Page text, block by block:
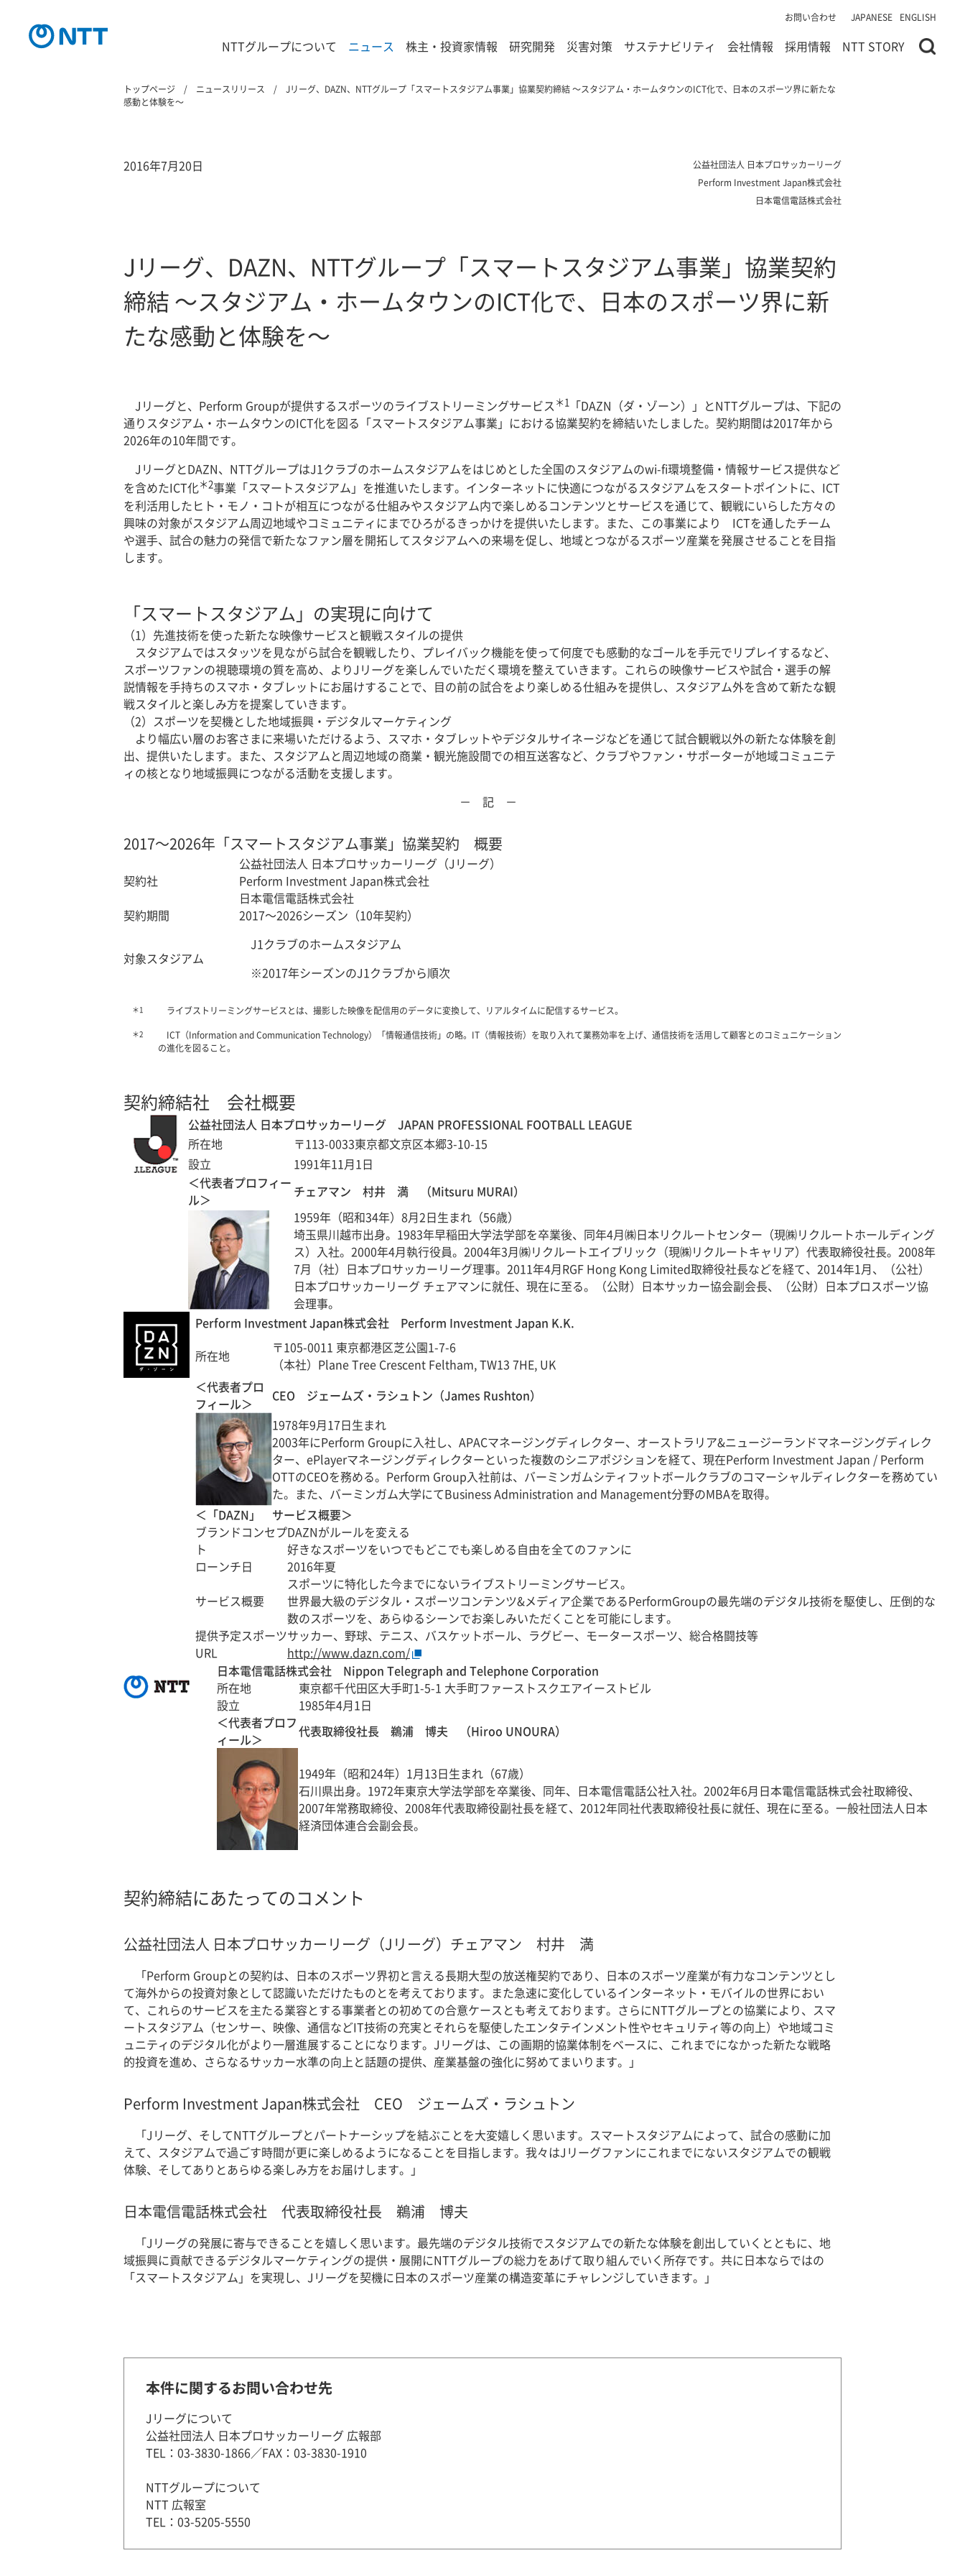
お問い合わせ JAPANESE ENGLISH
NTTグループについて ニュース 株主・投資家情報 研究開発 災害対策 サステナビリティ 会社情報 採用情報 NTT STORY
トップページ ニュースリリース
Jリーグ、DAZN、NTTグループ「スマートスタジアム事業」協業契約締結 ～スタジアム・ホームタウンのICT化で、日本のスポーツ界に新たな
感動と体験を～
2016年7月20日
公益社団法人 日本プロサッカーリーグ
Perform Investment Japan株式会社
日本電信電話株式会社
Jリーグ、DAZN、NTTグループ「スマートスタジアム事業」協業契約
締結 ～スタジアム・ホームタウンのICT化で、日本のスポーツ界に新
たな感動と体験を～
Jリーグと、Perform Groupが提供するスポーツのライブストリーミングサービス＊1 「DAZN（ダ・ゾーン）」とNTTグループは、下記の
通りスタジアム・ホームタウンのICT化を図る「スマートスタジアム事業」における協業契約を締結いたしました。契約期間は2017年から
2026年の10年間です。
JリーグとDAZN、NTTグループはJ1クラブのホームスタジアムをはじめとした全国のスタジアムのwi-fi環境整備・情報サービス提供など
を含めたICT化＊2事業「スマートスタジアム」を推進いたします。インターネットに快適につながるスタジアムをスタートポイントに、ICT
を利活用したヒト・モノ・コトが相互につながる仕組みやスタジアム内で楽しめるコンテンツとサービスを通じて、観戦にいらした方々の
興味の対象がスタジアム周辺地域やコミュニティにまでひろがるきっかけを提供いたします。また、この事業により ICTを通したチーム
や選手、試合の魅力の発信で新たなファン層を開拓してスタジアムへの来場を促し、地域とつながるスポーツ産業を発展させることを目指
します。
「スマートスタジアム」の実現に向けて
（1）先進技術を使った新たな映像サービスと観戦スタイルの提供
スタジアムではスタッツを見ながら試合を観戦したり、プレイバック機能を使って何度でも感動的なゴールを手元でリプレイするなど、
スポーツファンの視聴環境の質を高め、よりJリーグを楽しんでいただく環境を整えていきます。これらの映像サービスや試合・選手の解
説情報を手持ちのスマホ・タブレットにお届けすることで、目の前の試合をより楽しめる仕組みを提供し、スタジアム外を含めて新たな観
戦スタイルと楽しみ方を提案していきます。
（2）スポーツを契機とした地域振興・デジタルマーケティング
より幅広い層のお客さまに来場いただけるよう、スマホ・タブレットやデジタルサイネージなどを通じて試合観戦以外の新たな体験を創
出、提供いたします。また、スタジアムと周辺地域の商業・観光施設間での相互送客など、クラブやファン・サポーターが地域コミュニテ
ィの核となり地域振興につながる活動を支援します。
－ 記 －
2017～2026年「スマートスタジアム事業」協業契約 概要
契約社
公益社団法人 日本プロサッカーリーグ（Jリーグ）
Perform Investment Japan株式会社
日本電信電話株式会社
契約期間
2017～2026シーズン（10年契約）
対象スタジアム
J1クラブのホームスタジアム
※2017年シーズンのJ1クラブから順次
＊1 ライブストリーミングサービスとは、撮影した映像を配信用のデータに変換して、リアルタイムに配信するサービス。
＊2
ICT（Information and Communication Technology）「情報通信技術」の略。IT（情報技術）を取り入れて業務効率を上げ、通信技術を活用して顧客とのコミュニケーション
の進化を図ること。
契約締結社 会社概要
公益社団法人 日本プロサッカーリーグ JAPAN PROFESSIONAL FOOTBALL LEAGUE
所在地
〒113-0033東京都文京区本郷3-10-15
設立
1991年11月1日
＜代表者プロフィー
ル＞
チェアマン 村井 満 （Mitsuru MURAI）
1959年（昭和34年）8月2日生まれ（56歳）
埼玉県川越市出身。1983年早稲田大学法学部を卒業後、同年4月㈱日本リクルートセンター（現㈱リクルートホールディング
ス）入社。2000年4月執行役員。2004年3月㈱リクルートエイブリック（現㈱リクルートキャリア）代表取締役社長。2008年
7月（社）日本プロサッカーリーグ理事。2011年4月RGF Hong Kong Limited取締役社長などを経て、2014年1月、（公社）
日本プロサッカーリーグ チェアマンに就任、現在に至る。（公財）日本サッカー協会副会長、（公財）日本プロスポーツ協
会理事。
Perform Investment Japan株式会社 Perform Investment Japan K.K.
所在地
〒105-0011 東京都港区芝公園1-7-6
（本社）Plane Tree Crescent Feltham, TW13 7HE, UK
＜代表者プロ
フィール＞
CEO ジェームズ・ラシュトン（James Rushton）
1978年9月17日生まれ
2003年にPerform Groupに入社し、APACマネージングディレクター、オーストラリア&ニュージーランドマネージングディレク
ター、ePlayerマネージングディレクターといった複数のシニアポジションを経て、現在Perform Investment Japan / Perform
OTTのCEOを務める。Perform Group入社前は、バーミンガムシティフットボールクラブのコマーシャルディレクターを務めてい
た。また、バーミンガム大学にてBusiness Administration and Management分野のMBAを取得。
＜「DAZN」 サービス概要＞
ブランドコンセプ
ト
DAZNがルールを変える
好きなスポーツをいつでもどこでも楽しめる自由を全てのファンに
ローンチ日
2016年夏
サービス概要
スポーツに特化した今までにないライブストリーミングサービス。
世界最大級のデジタル・スポーツコンテンツ&メディア企業であるPerformGroupの最先端のデジタル技術を駆使し、圧倒的な
数のスポーツを、あらゆるシーンでお楽しみいただくことを可能にします。
提供予定スポーツサッカー、野球、テニス、バスケットボール、ラグビー、モータースポーツ、総合格闘技等
URL
http://www.dazn.com/
日本電信電話株式会社 Nippon Telegraph and Telephone Corporation
所在地
東京都千代田区大手町1-5-1 大手町ファーストスクエアイーストビル
設立
1985年4月1日
＜代表者プロフ
ィール＞
代表取締役社長 鵜浦 博夫 （Hiroo UNOURA）
1949年（昭和24年）1月13日生まれ（67歳）
石川県出身。1972年東京大学法学部を卒業後、同年、日本電信電話公社入社。2002年6月日本電信電話株式会社取締役、
2007年常務取締役、2008年代表取締役副社長を経て、2012年同社代表取締役社長に就任、現在に至る。一般社団法人日本
経済団体連合会副会長。
契約締結にあたってのコメント
公益社団法人 日本プロサッカーリーグ（Jリーグ）チェアマン 村井 満
「Perform Groupとの契約は、日本のスポーツ界初と言える長期大型の放送権契約であり、日本のスポーツ産業が有力なコンテンツとし
て海外からの投資対象として認識いただけたものとを考えております。また急速に変化しているインターネット・モバイルの世界におい
て、これらのサービスを主たる業容とする事業者との初めての合意ケースとも考えております。さらにNTTグループとの協業により、スマ
ートスタジアム（センサー、映像、通信などIT技術の充実とそれらを駆使したエンタテインメント性やセキュリティ等の向上）や地域コミ
ュニティのデジタル化がより一層進展することになります。Jリーグは、この画期的協業体制をベースに、これまでになかった新たな戦略
的投資を進め、さらなるサッカー水準の向上と話題の提供、産業基盤の強化に努めてまいります。」
Perform Investment Japan株式会社 CEO ジェームズ・ラシュトン
「Jリーグ、そしてNTTグループとパートナーシップを結ぶことを大変嬉しく思います。スマートスタジアムによって、試合の感動に加
えて、スタジアムで過ごす時間が更に楽しめるようになることを目指します。我々はJリーグファンにこれまでにないスタジアムでの観戦
体験、そしてありとあらゆる楽しみ方をお届けします。」
日本電信電話株式会社 代表取締役社長 鵜浦 博夫
「Jリーグの発展に寄与できることを嬉しく思います。最先端のデジタル技術でスタジアムでの新たな体験を創出していくとともに、地
域振興に貢献できるデジタルマーケティングの提供・展開にNTTグループの総力をあげて取り組んでいく所存です。共に日本ならではの
「スマートスタジアム」を実現し、Jリーグを契機に日本のスポーツ産業の構造変革にチャレンジしていきます。」
本件に関するお問い合わせ先
Jリーグについて
公益社団法人 日本プロサッカーリーグ 広報部
TEL：03-3830-1866／FAX：03-3830-1910
NTTグループについて
NTT 広報室
TEL：03-5205-5550